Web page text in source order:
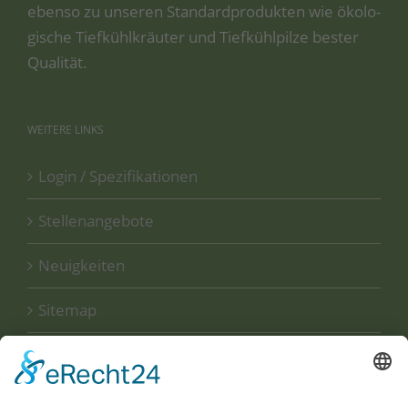
eben­so zu unse­ren Stan­dard­pro­duk­ten wie öko­lo­
gi­sche Tief­kühl­kräu­ter und Tief­kühl­pil­ze bes­ter
Qualität.
WEITERE LINKS
Login / Spezifikationen
Stellenangebote
Neuigkeiten
Sitemap
Disclaimer